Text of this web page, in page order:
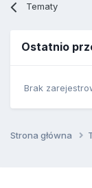
Tematy
Ostatnio
Brak
Strona główna